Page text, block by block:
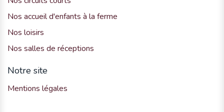
Nos accueil d'enfants à la ferme
Nos loisirs
Nos salles de réceptions
Notre site
Mentions légales